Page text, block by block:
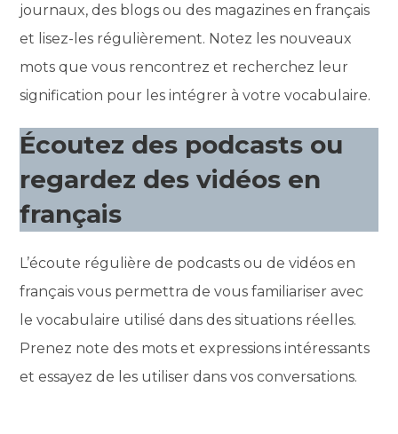
journaux, des blogs ou des magazines en français
et lisez-les régulièrement. Notez les nouveaux
mots que vous rencontrez et recherchez leur
signification pour les intégrer à votre vocabulaire.
Écoutez des podcasts ou
regardez des vidéos en
français
L’écoute régulière de podcasts ou de vidéos en
français vous permettra de vous familiariser avec
le vocabulaire utilisé dans des situations réelles.
Prenez note des mots et expressions intéressants
et essayez de les utiliser dans vos conversations.